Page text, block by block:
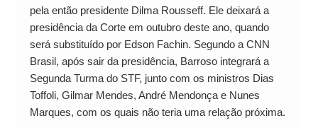
pela então presidente Dilma Rousseff. Ele deixará a
presidência da Corte em outubro deste ano, quando
será substituído por Edson Fachin. Segundo a CNN
Brasil, após sair da presidência, Barroso integrará a
Segunda Turma do STF, junto com os ministros Dias
Toffoli, Gilmar Mendes, André Mendonça e Nunes
Marques, com os quais não teria uma relação próxima.